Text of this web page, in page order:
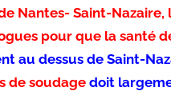
Nantes- Saint-Nazaire,
pour que la santé
au dessus de Saint-
de soudagedoit